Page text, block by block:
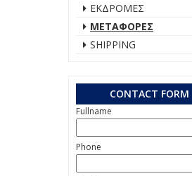
ΕΚΔΡΟΜΕΣ
ΜΕΤΑΦΟΡΕΣ
SHIPPING
CONTACT FORM
Fullname
Phone